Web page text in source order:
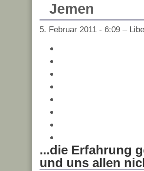
Jemen
5. Februar 2011 - 6:09 –
...die Erfahrung
und uns allen